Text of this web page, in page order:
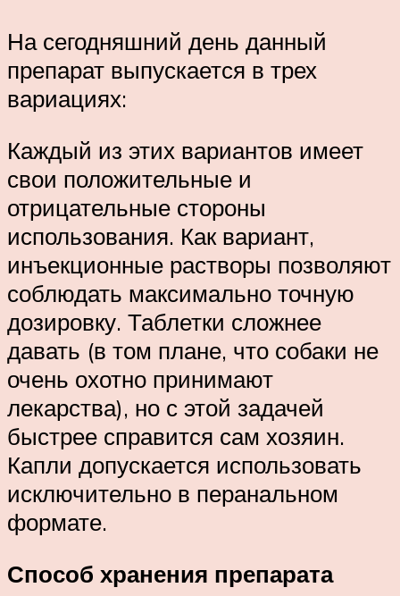
На сегодняшний день данный
препарат выпускается в трех
вариациях:
Каждый из этих вариантов имеет
свои положительные и
отрицательные стороны
использования. Как вариант,
инъекционные растворы позволяют
соблюдать максимально точную
дозировку. Таблетки сложнее
давать (в том плане, что собаки не
очень охотно принимают
лекарства), но с этой задачей
быстрее справится сам хозяин.
Капли допускается использовать
исключительно в перанальном
формате.
Способ хранения препарата